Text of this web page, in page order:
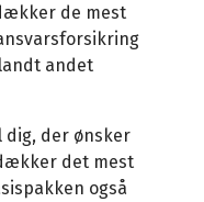
de mest
andet
dig, der ønsker
det mest
også